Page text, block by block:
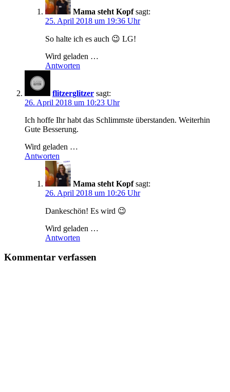
Mama steht Kopf sagt:
25. April 2018 um 19:36 Uhr
So halte ich es auch 😉 LG!
Wird geladen …
Antworten
flitzerglitzer sagt:
26. April 2018 um 10:23 Uhr
Ich hoffe Ihr habt das Schlimmste überstanden. Weiterhin
Gute Besserung.
Wird geladen …
Antworten
Mama steht Kopf sagt:
26. April 2018 um 10:26 Uhr
Dankeschön! Es wird 😉
Wird geladen …
Antworten
Kommentar verfassen